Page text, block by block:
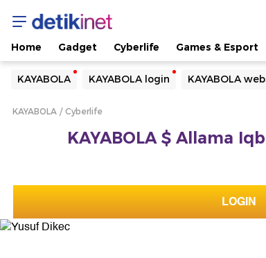
Home Gadget Cyberlife Games & Esport
KAYABOLA KAYABOLA login KAYABOLA
Yang sedang ramai dicari
Loading...
KAYABOLA Cyberlife
KAYABOLA $ Allama
LOGIN